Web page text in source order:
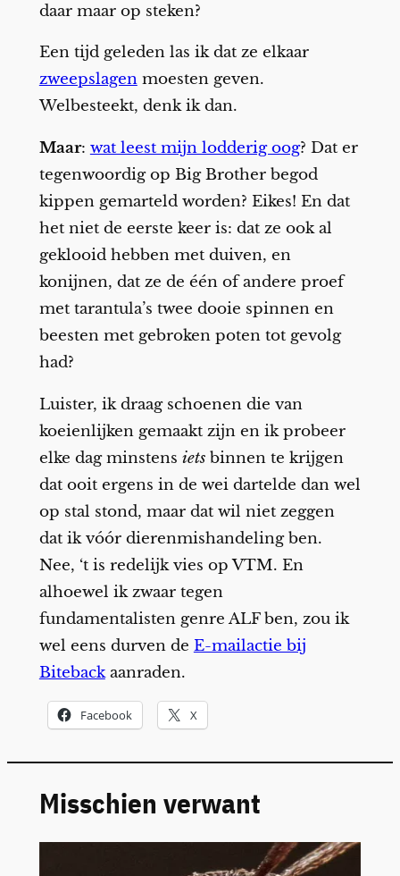
daar maar op steken?
Een tijd geleden las ik dat ze elkaar
zweepslagenmoesten geven.
Welbesteekt, denk ik dan.
Maar: wat leest mijn lodderig oog? Dat er
tegenwoordig op Big Brother begod
kippen gemarteld worden? Eikes! En dat
het niet de eerste keer is: dat ze ook al
geklooid hebben met duiven, en
konijnen, dat ze de één of andere proef
met tarantula’s twee dooie spinnen en
beesten met gebroken poten tot gevolg
had?
Luister, ik draag schoenen die van
koeienlijken gemaakt zijn en ik probeer
elke dag minstens iets binnen te krijgen
dat ooit ergens in de wei dartelde dan wel
op stal stond, maar dat wil niet zeggen
dat ik vóór dierenmishandeling ben.
Nee, ‘t is redelijk vies op VTM. En
alhoewel ik zwaar tegen
fundamentalisten genre ALF ben, zou ik
wel eens durven de E-mailactie bij
Bitebackaanraden.
Facebook X
Misschien verwant